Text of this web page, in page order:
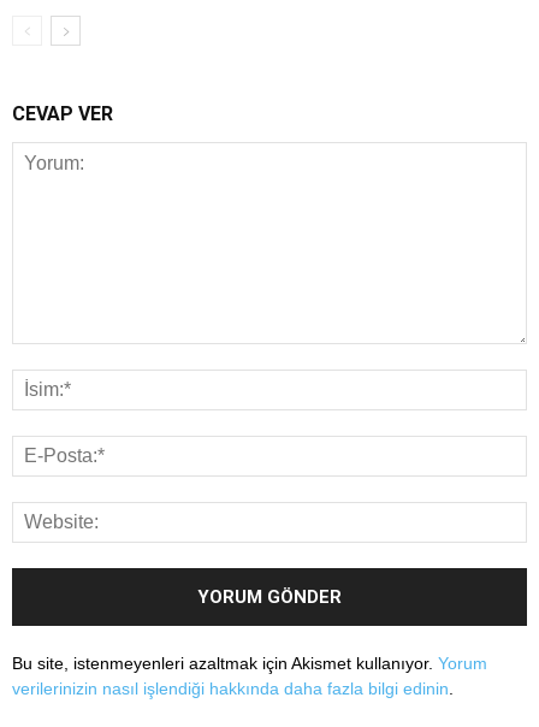
CEVAP VER
Bu site, istenmeyenleri azaltmak için Akismet kullanıyor. Yorum
verilerinizin nasıl işlendiği hakkında daha fazla bilgi edinin